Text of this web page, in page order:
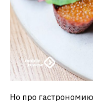
Но про